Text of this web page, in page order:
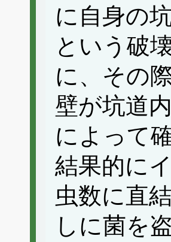
に自身の
という破
に、その
壁が坑道
によって
結果的に
虫数に直
しに菌を